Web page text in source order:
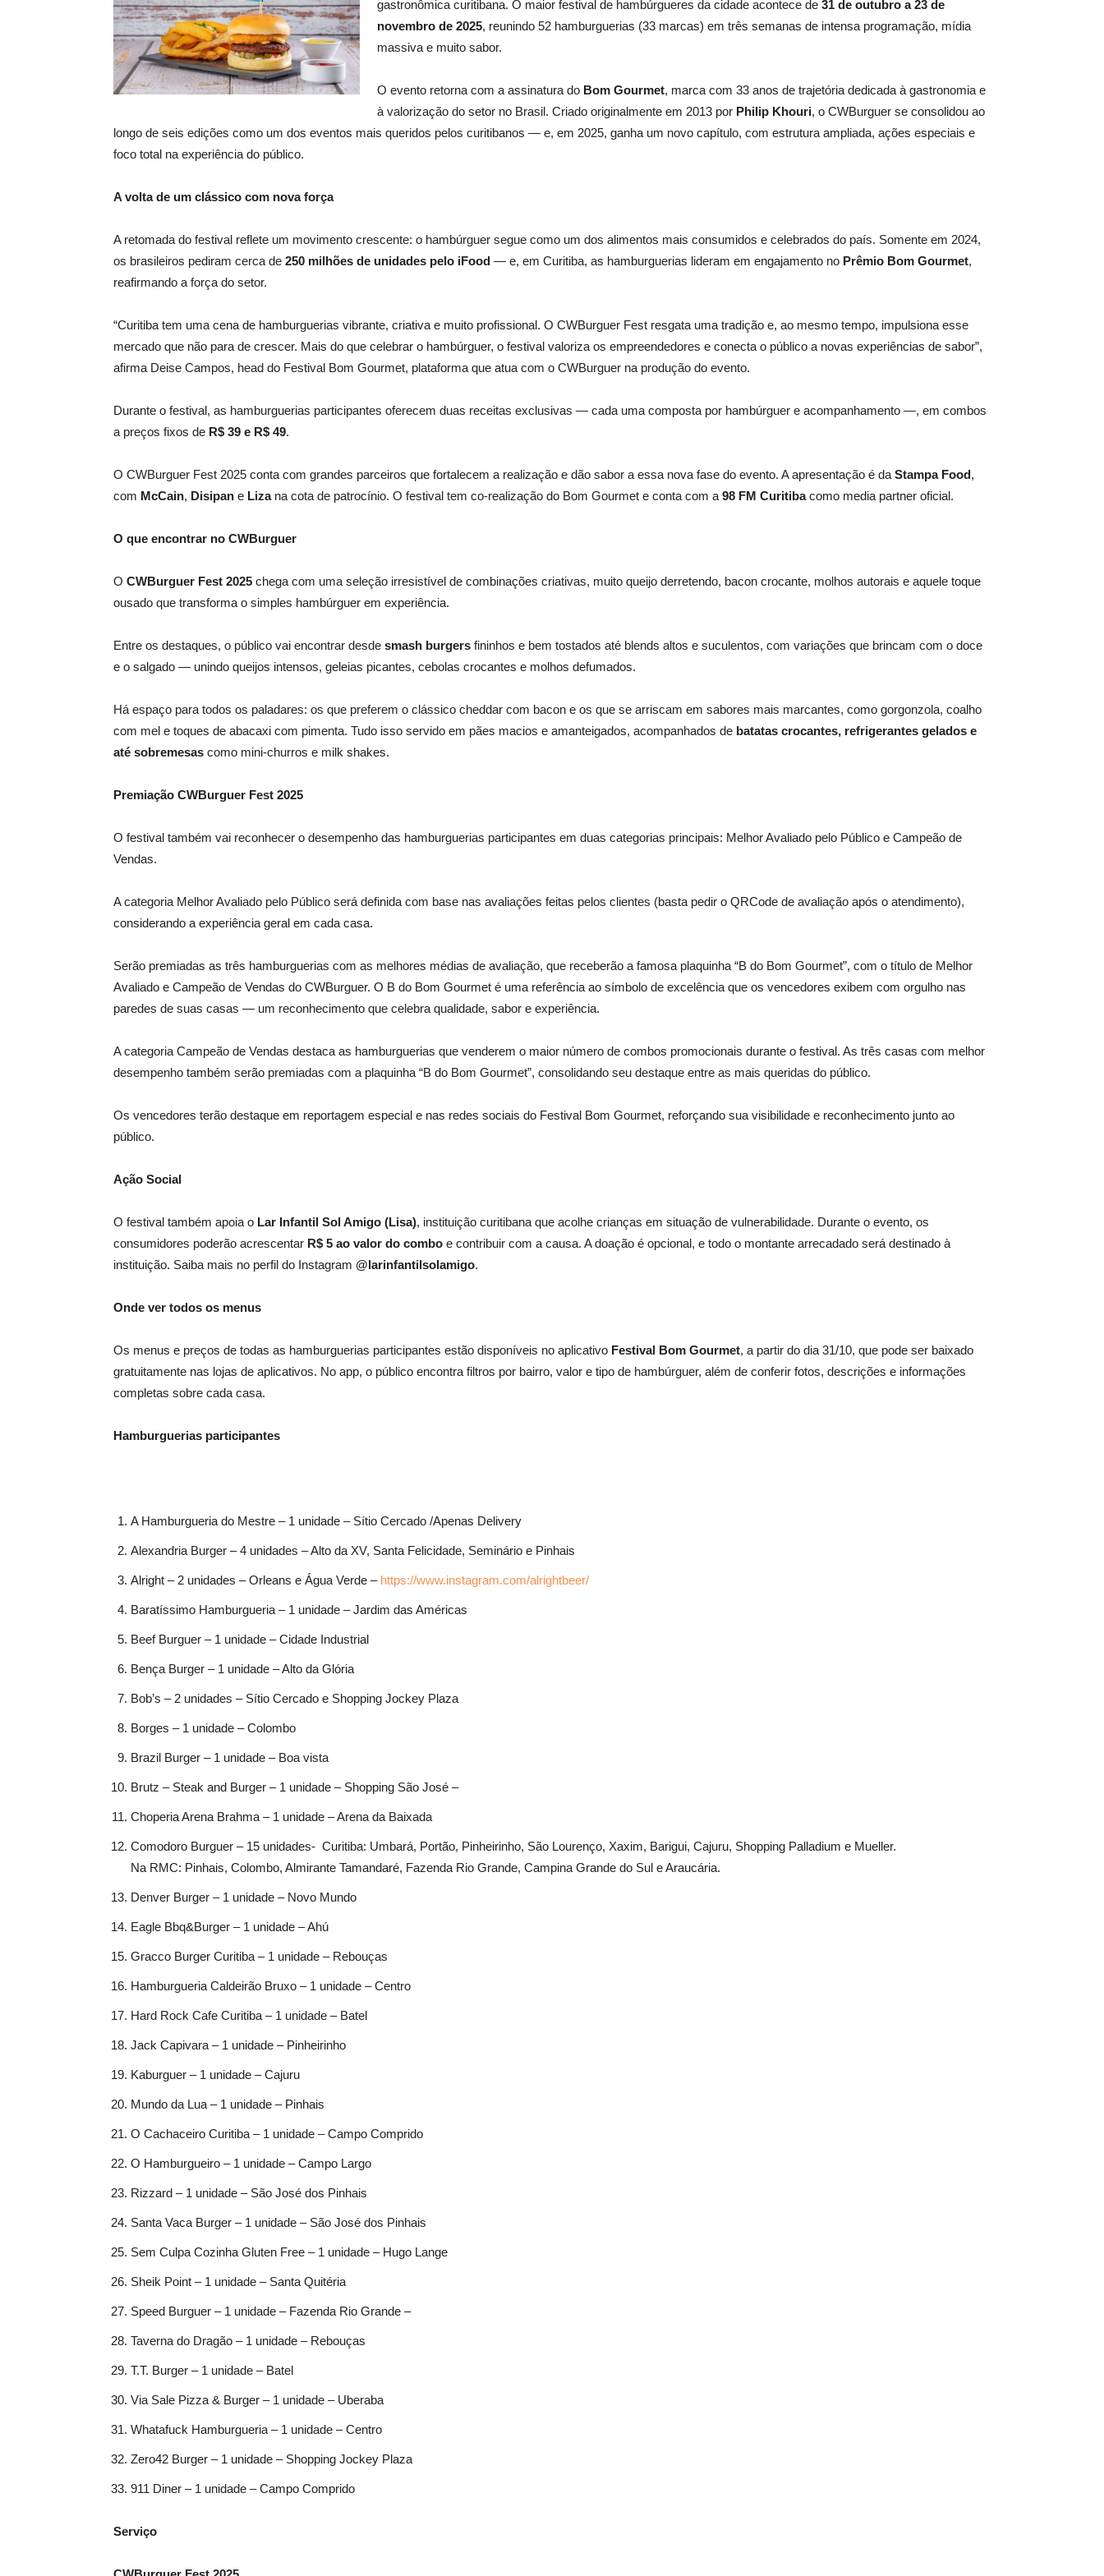
gastronômica curitibana. O maior festival de hambúrgueres da cidade acontece de 31 de outubro a 23 de
novembro de 2025, reunindo 52 hamburguerias (33 marcas) em três semanas de intensa programação, mídia
massiva e muito sabor.
O evento retorna com a assinatura do Bom Gourmet, marca com 33 anos de trajetória dedicada à gastronomia e
à valorização do setor no Brasil. Criado originalmente em 2013 por Philip Khouri, o CWBurguer se consolidou ao
longo de seis edições como um dos eventos mais queridos pelos curitibanos — e, em 2025, ganha um novo capítulo, com estrutura ampliada, ações especiais e
foco total na experiência do público.
A volta de um clássico com nova força
A retomada do festival reflete um movimento crescente: o hambúrguer segue como um dos alimentos mais consumidos e celebrados do país. Somente em 2024,
os brasileiros pediram cerca de 250 milhões de unidades pelo iFood — e, em Curitiba, as hamburguerias lideram em engajamento no Prêmio Bom Gourmet,
reafirmando a força do setor.
“Curitiba tem uma cena de hamburguerias vibrante, criativa e muito profissional. O CWBurguer Fest resgata uma tradição e, ao mesmo tempo, impulsiona esse
mercado que não para de crescer. Mais do que celebrar o hambúrguer, o festival valoriza os empreendedores e conecta o público a novas experiências de sabor”,
afirma Deise Campos, head do Festival Bom Gourmet, plataforma que atua com o CWBurguer na produção do evento.
Durante o festival, as hamburguerias participantes oferecem duas receitas exclusivas — cada uma composta por hambúrguer e acompanhamento —, em combos
a preços fixos de R$ 39 e R$ 49.
O CWBurguer Fest 2025 conta com grandes parceiros que fortalecem a realização e dão sabor a essa nova fase do evento. A apresentação é da Stampa Food,
com McCain, Disipan e Lizana cota de patrocínio. O festival tem co-realização do Bom Gourmet e conta com a 98 FM Curitibacomo media partner oficial.
O que encontrar no CWBurguer
O CWBurguer Fest 2025 chega com uma seleção irresistível de combinações criativas, muito queijo derretendo, bacon crocante, molhos autorais e aquele toque
ousado que transforma o simples hambúrguer em experiência.
Entre os destaques, o público vai encontrar desde smash burgers fininhos e bem tostados até blends altos e suculentos, com variações que brincam com o doce
e o salgado — unindo queijos intensos, geleias picantes, cebolas crocantes e molhos defumados.
Há espaço para todos os paladares: os que preferem o clássico cheddar com bacon e os que se arriscam em sabores mais marcantes, como gorgonzola, coalho
com mel e toques de abacaxi com pimenta. Tudo isso servido em pães macios e amanteigados, acompanhados de batatas crocantes, refrigerantes gelados e
até sobremesas como mini-churros e milk shakes.
Premiação CWBurguer Fest 2025
O festival também vai reconhecer o desempenho das hamburguerias participantes em duas categorias principais: Melhor Avaliado pelo Público e Campeão de
Vendas.
A categoria Melhor Avaliado pelo Público será definida com base nas avaliações feitas pelos clientes (basta pedir o QRCode de avaliação após o atendimento),
considerando a experiência geral em cada casa.
Serão premiadas as três hamburguerias com as melhores médias de avaliação, que receberão a famosa plaquinha “B do Bom Gourmet”, com o título de Melhor
Avaliado e Campeão de Vendas do CWBurguer. O B do Bom Gourmet é uma referência ao símbolo de excelência que os vencedores exibem com orgulho nas
paredes de suas casas — um reconhecimento que celebra qualidade, sabor e experiência.
A categoria Campeão de Vendas destaca as hamburguerias que venderem o maior número de combos promocionais durante o festival. As três casas com melhor
desempenho também serão premiadas com a plaquinha “B do Bom Gourmet”, consolidando seu destaque entre as mais queridas do público.
Os vencedores terão destaque em reportagem especial e nas redes sociais do Festival Bom Gourmet, reforçando sua visibilidade e reconhecimento junto ao
público.
Ação Social
O festival também apoia o Lar Infantil Sol Amigo (Lisa), instituição curitibana que acolhe crianças em situação de vulnerabilidade. Durante o evento, os
consumidores poderão acrescentar R$ 5 ao valor do combo e contribuir com a causa. A doação é opcional, e todo o montante arrecadado será destinado à
instituição. Saiba mais no perfil do Instagram @larinfantilsolamigo.
Onde ver todos os menus
Os menus e preços de todas as hamburguerias participantes estão disponíveis no aplicativo Festival Bom Gourmet, a partir do dia 31/10, que pode ser baixado
gratuitamente nas lojas de aplicativos. No app, o público encontra filtros por bairro, valor e tipo de hambúrguer, além de conferir fotos, descrições e informações
completas sobre cada casa.
Hamburguerias participantes
A Hamburgueria do Mestre – 1 unidade – Sítio Cercado /Apenas Delivery
Alexandria Burger – 4 unidades – Alto da XV, Santa Felicidade, Seminário e Pinhais
Alright – 2 unidades – Orleans e Água Verde –https://www.instagram.com/alrightbeer/
Baratíssimo Hamburgueria – 1 unidade – Jardim das Américas
Beef Burguer – 1 unidade – Cidade Industrial
Bença Burger – 1 unidade – Alto da Glória
Bob’s – 2 unidades – Sítio Cercado e Shopping Jockey Plaza
Borges – 1 unidade – Colombo
Brazil Burger – 1 unidade – Boa vista
Brutz – Steak and Burger – 1 unidade – Shopping São José –
Choperia Arena Brahma – 1 unidade – Arena da Baixada
Comodoro Burguer – 15 unidades- Curitiba: Umbará, Portão, Pinheirinho, São Lourenço, Xaxim, Barigui, Cajuru, Shopping Palladium e Mueller.
Na RMC: Pinhais, Colombo, Almirante Tamandaré, Fazenda Rio Grande, Campina Grande do Sul e Araucária.
Denver Burger – 1 unidade – Novo Mundo
Eagle Bbq&Burger – 1 unidade – Ahú
Gracco Burger Curitiba – 1 unidade – Rebouças
Hamburgueria Caldeirão Bruxo – 1 unidade – Centro
Hard Rock Cafe Curitiba – 1 unidade – Batel
Jack Capivara – 1 unidade – Pinheirinho
Kaburguer – 1 unidade – Cajuru
Mundo da Lua – 1 unidade – Pinhais
O Cachaceiro Curitiba – 1 unidade – Campo Comprido
O Hamburgueiro – 1 unidade – Campo Largo
Rizzard – 1 unidade – São José dos Pinhais
Santa Vaca Burger – 1 unidade – São José dos Pinhais
Sem Culpa Cozinha Gluten Free – 1 unidade – Hugo Lange
Sheik Point – 1 unidade – Santa Quitéria
Speed Burguer – 1 unidade – Fazenda Rio Grande –
Taverna do Dragão – 1 unidade – Rebouças
T.T. Burger – 1 unidade – Batel
Via Sale Pizza & Burger – 1 unidade – Uberaba
Whatafuck Hamburgueria – 1 unidade – Centro
Zero42 Burger – 1 unidade – Shopping Jockey Plaza
911 Diner – 1 unidade – Campo Comprido
Serviço